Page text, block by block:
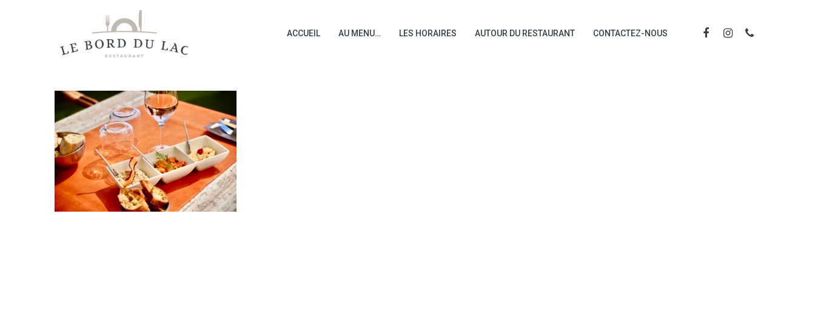
Hit enter to search or ESC to close
ACCUEIL AU MENU… LES HORAIRES AUTOUR DU RESTAURANT CONTACTEZ-NOUS